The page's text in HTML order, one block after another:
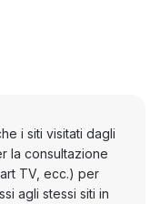
i siti visitati dagli
la consultazione
TV, ecc.) per
agli stessi siti in